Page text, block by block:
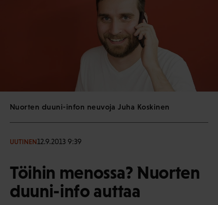
Nuorten duuni-infon neuvoja Juha Koskinen
UUTINEN12.9.2013 9:39
Töihin menossa? Nuorten
duuni-info auttaa